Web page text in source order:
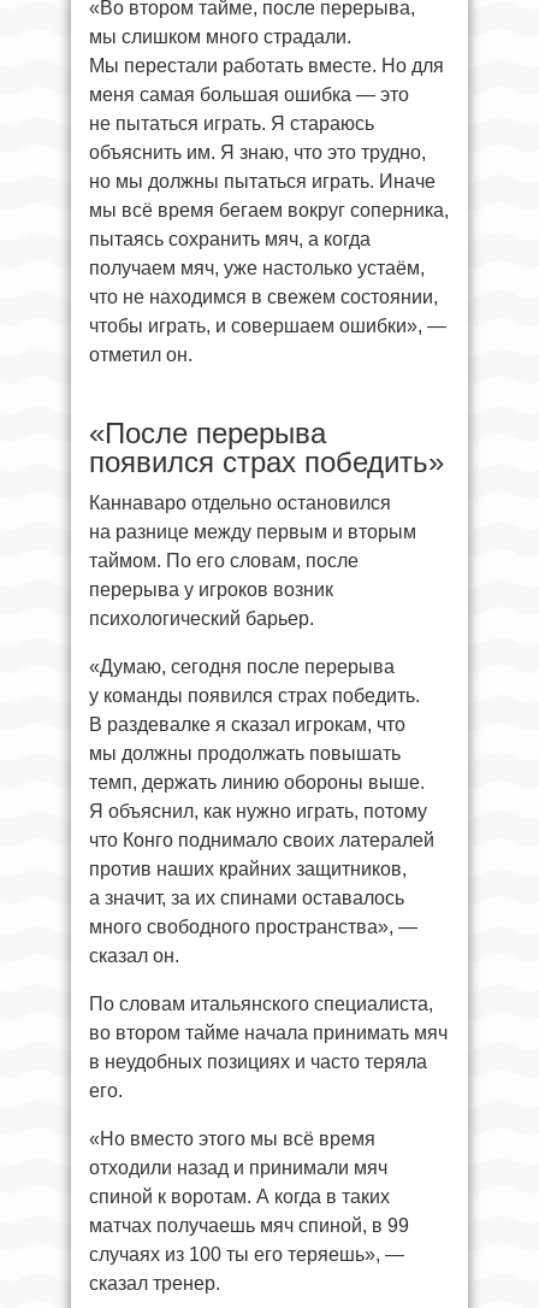
«Во втором тайме, после перерыва,
мы слишком много страдали.
Мы перестали работать вместе. Но для
меня самая большая ошибка — это
не пытаться играть. Я стараюсь
объяснить им. Я знаю, что это трудно,
но мы должны пытаться играть. Иначе
мы всё время бегаем вокруг соперника,
пытаясь сохранить мяч, а когда
получаем мяч, уже настолько устаём,
что не находимся в свежем состоянии,
чтобы играть, и совершаем ошибки», —
отметил он.
«После перерыва
появился страх победить»
Каннаваро отдельно остановился
на разнице между первым и вторым
таймом. По его словам, после
перерыва у игроков возник
психологический барьер.
«Думаю, сегодня после перерыва
у команды появился страх победить.
В раздевалке я сказал игрокам, что
мы должны продолжать повышать
темп, держать линию обороны выше.
Я объяснил, как нужно играть, потому
что Конго поднимало своих латералей
против наших крайних защитников,
а значит, за их спинами оставалось
много свободного пространства», —
сказал он.
По словам итальянского специалиста,
во втором тайме начала принимать мяч
в неудобных позициях и часто теряла
его.
«Но вместо этого мы всё время
отходили назад и принимали мяч
спиной к воротам. А когда в таких
матчах получаешь мяч спиной, в 99
случаях из 100 ты его теряешь», —
сказал тренер.